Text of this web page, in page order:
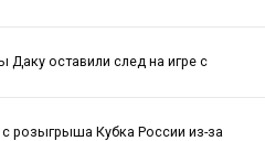
оставили след на игре с
розыгрыша Кубка России из-за